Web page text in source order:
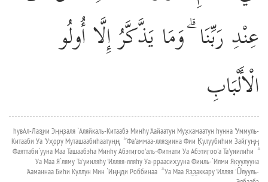
عِنْدِ رَبِّنَا ۗ وَمَا يَذَّكَّرُ إِلَّا أُولُو
الْأَلْبَابِ
hувАл-Лаз̱ии Эңңзаля `Аляйкаль-Китаабэ Минhу 'Аайаатун Мух̣камаатун hунна 'Уммуль-
Китааби Уа 'Ух̮ору Муташаабиhаатуңң ۖ Фа'аммаа-лляз̱иина Фии К̣улуубиhим Зайг̣уңң
Фаяттаби`ууна Маа Ташаабэhа Минhу Абэтиг̣оо'аль-Фитнати Уа Абэтиг̣оо'а Та'уиилиhи ۗ
Уа Маа Я`ляму Та'уииляhу 'Илляя-лляhу Уа-рраасих̮ууна Фииль-`Илми Як̣уулууна
'Ааманнаа Биhи Куллун Мин `Иңңди Роббинаа ۗ Уа Маа Яз̱з̱аккару 'Илляя 'Ūлууль-